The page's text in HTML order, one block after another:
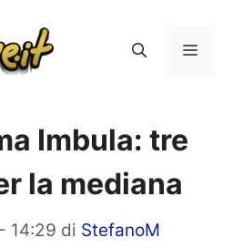
Menu
Imbula: tre
la mediana
14:29 di StefanoM